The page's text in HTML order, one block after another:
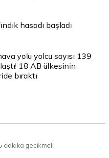
hasadı başladı
yolu yolcu sayısı 139
18 AB ülkesinin
bıraktı
dakika gecikmeli